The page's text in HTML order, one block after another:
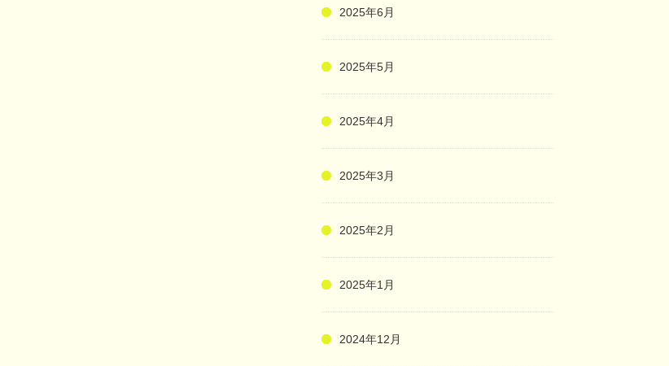
2025年6月
2025年5月
2025年4月
2025年3月
2025年2月
2025年1月
2024年12月